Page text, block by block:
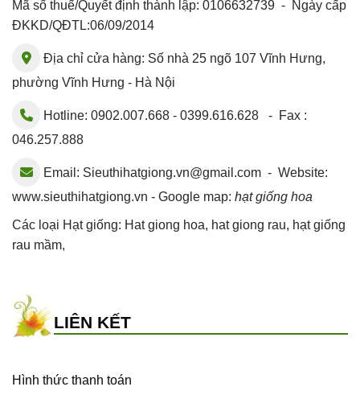
Mã số thuế/Quyết định thành lập: 0106632739 - Ngày cấp
ĐKKD/QĐTL:06/09/2014
Địa chỉ cửa hàng: Số nhà 25 ngõ 107 Vĩnh Hưng,
phường Vĩnh Hưng - Hà Nội
Hotline: 0902.007.668 - 0399.616.628 - Fax :
046.257.888
Email: Sieuthihatgiong.vn@gmail.com - Website:
www.sieuthihatgiong.vn - Google map: hạt giống hoa
Các loại Hạt giống: Hat giong hoa, hat giong rau, hạt giống
rau mầm,
LIÊN KẾT
Hình thức thanh toán